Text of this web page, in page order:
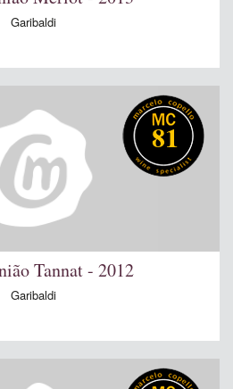
Garibaldi
81
Tannat - 2012
Garibaldi